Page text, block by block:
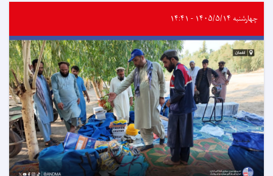
چهارشنبه ۱۴۰۵/۵/۱۴ - ۱۴:۴۱